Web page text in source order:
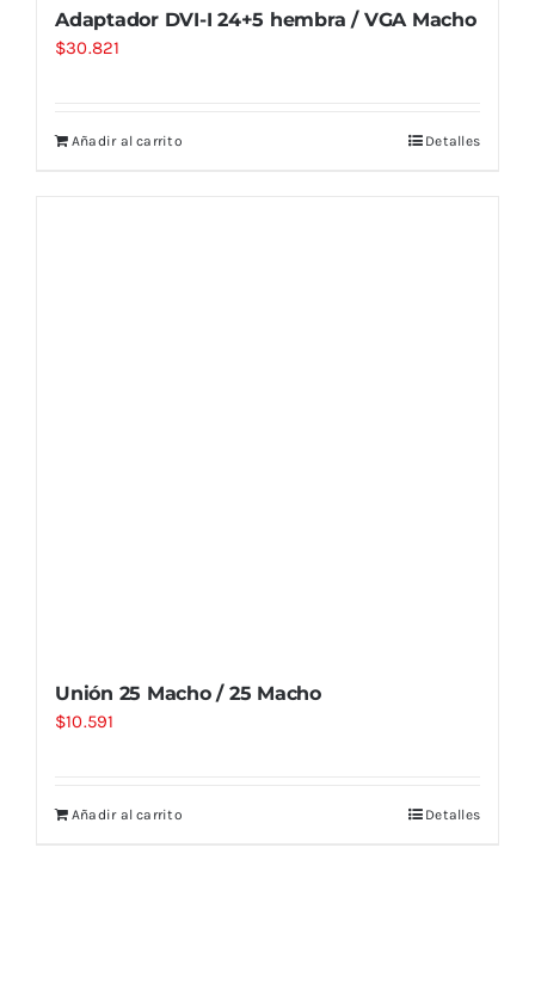
Adaptador DVI-I 24+5 hembra / VGA Macho
$30.821
Añadir al carrito Detalles
Unión 25 Macho / 25 Macho
$10.591
Añadir al carrito Detalles